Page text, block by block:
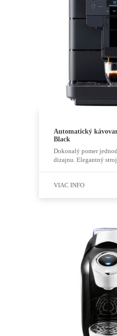
Automatický
Black
Dokonalý pomer
dizajnu. Elegantný
VIAC INFO